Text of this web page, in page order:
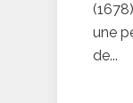
une
de...